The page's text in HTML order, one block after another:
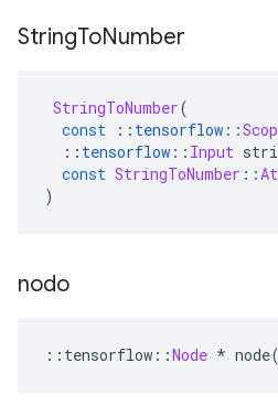
StringToNumber
StringToNumber(
const
:: tensorflow ::
:: tensorflow :: Input
const StringToNumber ::
)
nodo
:: tensorflow ::Node * node